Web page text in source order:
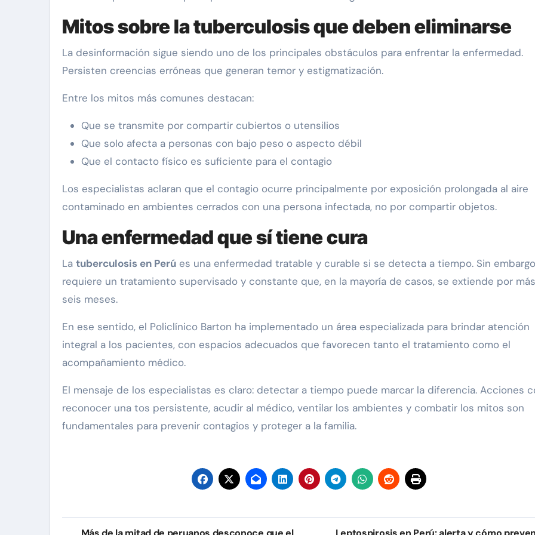
Mitos sobre la tuberculosis que deben eliminarse
La desinformación sigue siendo uno de los principales obstáculos para enfrentar la enfermedad.
Persisten creencias erróneas que generan temor y estigmatización.
Entre los mitos más comunes destacan:
Que se transmite por compartir cubiertos o utensilios
Que solo afecta a personas con bajo peso o aspecto débil
Que el contacto físico es suficiente para el contagio
Los especialistas aclaran que el contagio ocurre principalmente por exposición prolongada al aire
contaminado en ambientes cerrados con una persona infectada, no por compartir objetos.
Una enfermedad que sí tiene cura
La tuberculosis en Perú es una enfermedad tratable y curable si se detecta a tiempo. Sin
requiere un tratamiento supervisado y constante que, en la mayoría de casos, se extiende por
seis meses.
En ese sentido, el Policlínico Barton ha implementado un área especializada para brindar atención
integral a los pacientes, con espacios adecuados que favorecen tanto el tratamiento como el
acompañamiento médico.
El mensaje de los especialistas es claro: detectar a tiempo puede marcar la diferencia. Acciones
reconocer una tos persistente, acudir al médico, ventilar los ambientes y combatir los mitos son
fundamentales para prevenir contagios y proteger a la familia.
Navegación